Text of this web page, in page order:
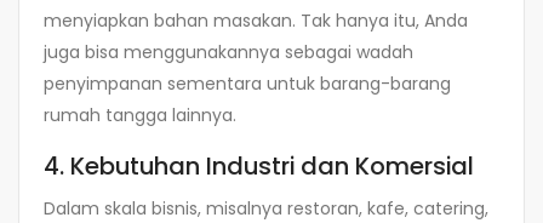
menyiapkan bahan masakan. Tak hanya itu, Anda
juga bisa menggunakannya sebagai wadah
penyimpanan sementara untuk barang-barang
rumah tangga lainnya.
4. Kebutuhan Industri dan Komersial
Dalam skala bisnis, misalnya restoran, kafe, catering,